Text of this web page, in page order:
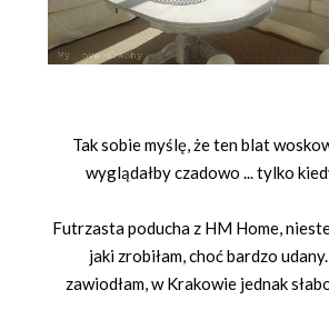
Tak sobie myślę, że ten blat
wyglądałby czadowo ... tylko
Futrzasta poducha z HM Home,
jaki zrobiłam, choć bardzo
zawiodłam, w Krakowie jednak